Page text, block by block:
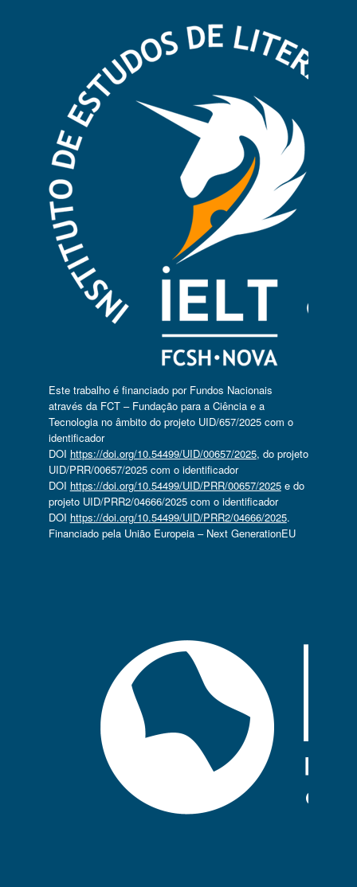
Este trabalho é financiado por Fundos Nacionais
através da FCT – Fundação para a Ciência e a
Tecnologia no âmbito do projeto UID/657/2025 com o
identificador
DOI https://doi.org/10.54499/UID/00657/2025, do projeto
UID/PRR/00657/2025 com o identificador
DOI https://doi.org/10.54499/UID/PRR/00657/2025e do
projeto UID/PRR2/04666/2025 com o identificador
DOI https://doi.org/10.54499/UID/PRR2/04666/2025.
Financiado pela União Europeia – Next GenerationEU